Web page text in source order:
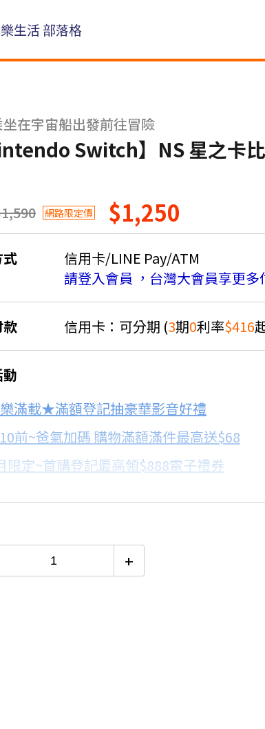
生活 部落格
在宇宙船出發前往冒險
Switch】NS 星之卡
網路限定價 $1,250
信用卡/LINE Pay/ATM
請登入會員 ，台灣大會員享更
信用卡：可分期 (3期0利率$416
分期數、適用利率，請以購物車顯示為主
分期
期數
0利率
每期金額
$416
$111
配合銀
18家銀
滿載★滿額登記抽豪華影音好禮
前~爸氣加碼 購物滿額滿件最高送$68
限定~首購登記最高領$888電子禮券
信用卡分期0利率滿額享回饋
OLED 與 Switch主機規格比較→點我
+